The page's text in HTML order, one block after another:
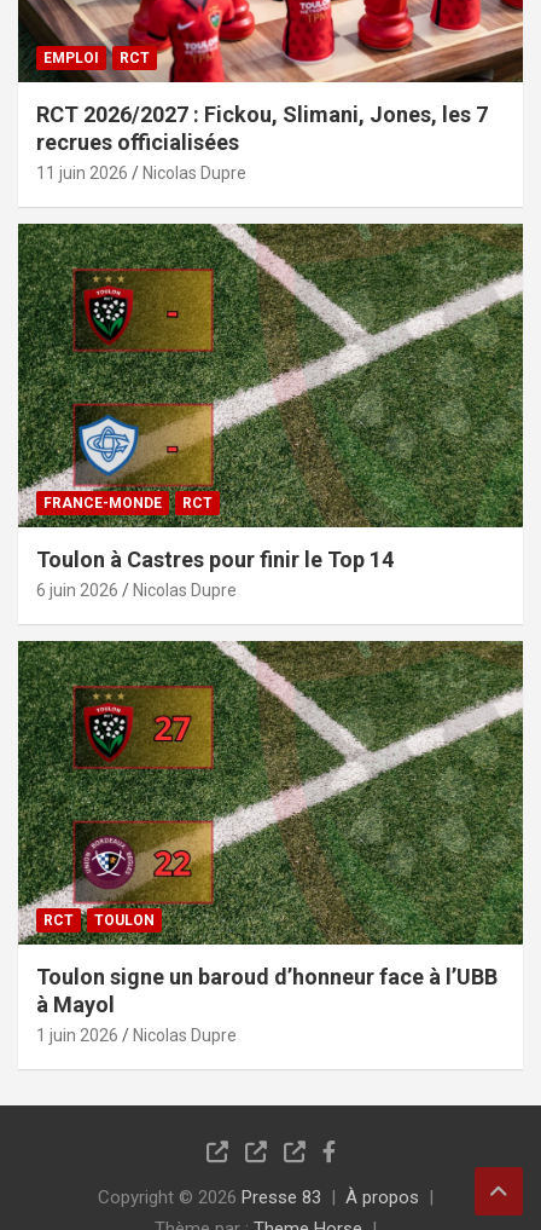
EMPLOI RCT
RCT 2026/2027 : Fickou, Slimani, Jones, les 7
recrues officialisées
11 juin 2026 Nicolas Dupre
FRANCE-MONDE RCT
Toulon à Castres pour finir le Top 14
6 juin 2026 Nicolas Dupre
RCT TOULON
Toulon signe un baroud d’honneur face à l’UBB
à Mayol
1 juin 2026 Nicolas Dupre
Copyright © 2026 Presse 83
À propos